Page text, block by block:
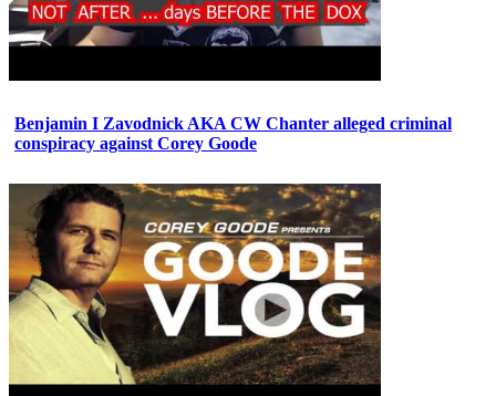
Benjamin I Zavodnick AKA CW Chanter alleged criminal
conspiracy against Corey Goode